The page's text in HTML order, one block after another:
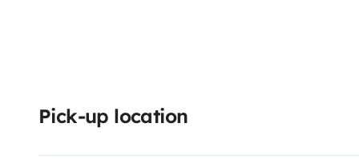
Pick-up location